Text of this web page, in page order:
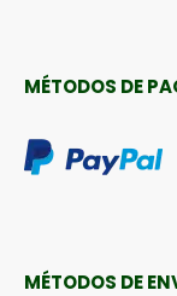
MÉTODOS DE
MÉTODOS DE